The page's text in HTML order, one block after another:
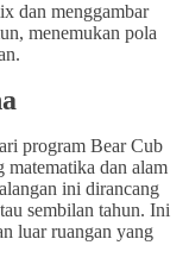
dan menggambar
menemukan pola
program Bear Cub
matematika dan alam
ini dirancang
sembilan tahun. Ini
luar ruangan yang